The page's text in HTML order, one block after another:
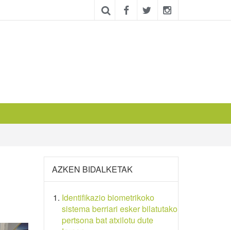
AZKEN BIDALKETAK
Identifikazio biometrikoko
sistema berriari esker bilatutako
pertsona bat atxilotu dute